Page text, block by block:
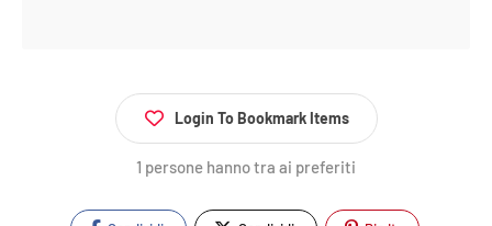
Login To Bookmark Items
1 persone hanno tra ai preferiti